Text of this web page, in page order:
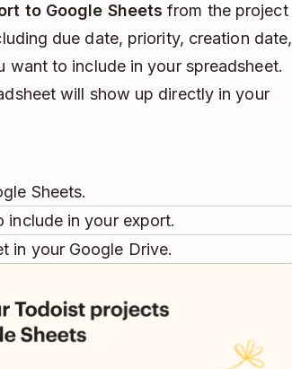
to Google Sheets from the project
due date, priority, creation date,
want to include in your spreadsheet.
will show up directly in your
Sheets.
in your export.
in your Google Drive.